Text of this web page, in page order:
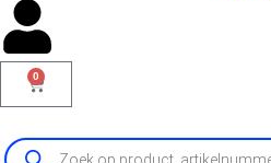
0